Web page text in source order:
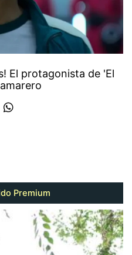
El protagonista de 'El
Premium